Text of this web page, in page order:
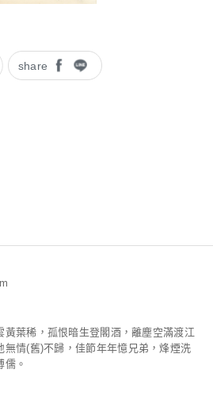
share
黃葉稀，孤恨暗生登閣酒，離塵空滿渡江
無情(舊)不歸，佳節年年憶兄弟，烽煙洗
儒。